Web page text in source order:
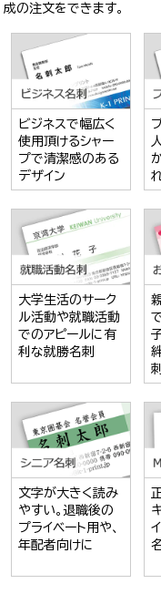
成の注文をできます。
ビジネスで幅広く
使用頂けるシャー
プで清潔感のある
デザイン
大学生活のサーク
ル活動や就職活動
でのアピールに有
利な就勝名刺
刺
文字が大きく読み
やすい。退職後の
プライベート用や、
年配者向けに